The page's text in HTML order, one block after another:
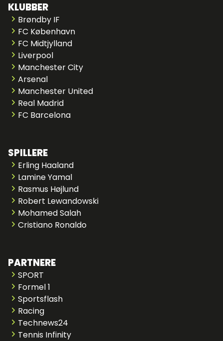
KLUBBER
Brøndby IF
FC København
FC Midtjylland
Liverpool
Manchester City
Arsenal
Manchester United
Real Madrid
FC Barcelona
SPILLERE
Erling Haaland
Lamine Yamal
Rasmus Højlund
Robert Lewandowski
Mohamed Salah
Cristiano Ronaldo
PARTNERE
SPORT
Formel 1
Sportsflash
Racing
Technews24
Tennis Infinity